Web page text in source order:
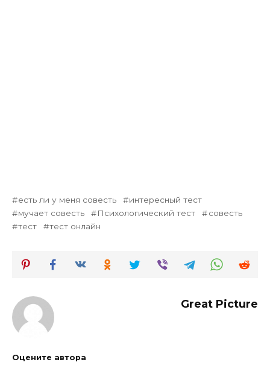
есть ли у меня совесть
интересный тест
мучает совесть
Психологический тест
совесть
тест
тест онлайн
Great Picture
Оцените автора